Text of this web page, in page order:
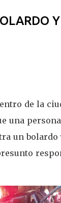
de la
una
un